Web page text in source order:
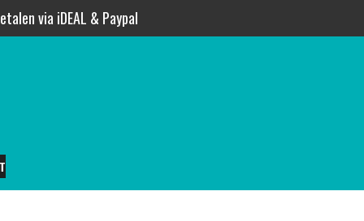
via iDEAL & Paypal